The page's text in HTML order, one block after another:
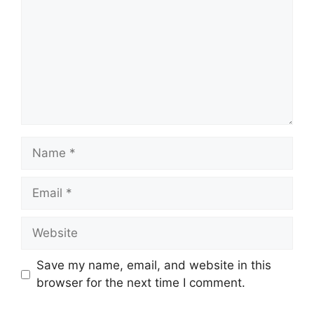
Name
Email
Website
Save my name, email, and website in this
browser for the next time I comment.